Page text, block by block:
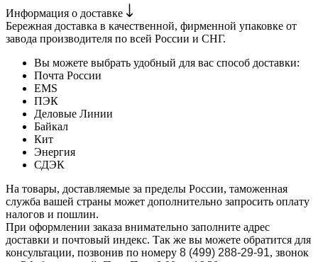
Информация о доставке
Бережная доставка в качественной, фирменной упаковке от
завода производителя по всей России и СНГ.
Вы можете выбрать удобный для вас способ доставки:
Почта России
EMS
ПЭК
Деловые Линии
Байкал
Кит
Энергия
СДЭК
На товары, доставляемые за пределы России, таможенная
служба вашей страны может дополнительно запросить оплату
налогов и пошлин.
При оформлении заказа внимательно заполните адрес
доставки и почтовый индекс. Так же вы можете обратится для
консультации, позвонив по номеру 8 (499) 288-29-91, звонок